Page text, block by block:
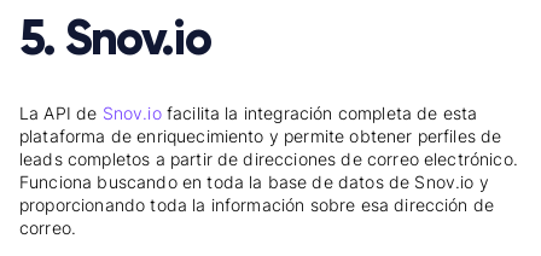
5. Snov.io
La API de Snov.iofacilita la integración completa de esta
plataforma de enriquecimiento y permite obtener perfiles de
leads completos a partir de direcciones de correo electrónico.
Funciona buscando en toda la base de datos de Snov.io y
proporcionando toda la información sobre esa dirección de
correo.